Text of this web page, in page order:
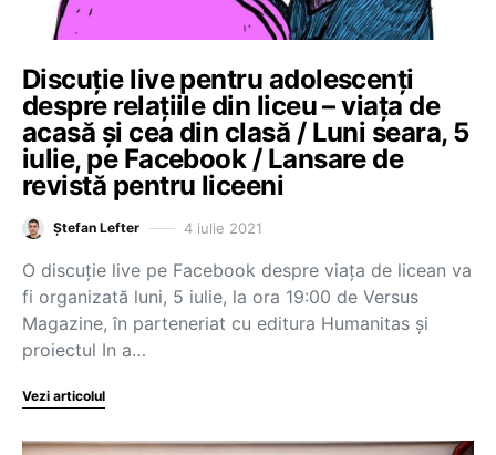
Discuție live pentru adolescenți
despre relațiile din liceu – viața de
acasă și cea din clasă / Luni seara, 5
iulie, pe Facebook / Lansare de
revistă pentru liceeni
Ștefan Lefter 4 iulie 2021
O discuție live pe Facebook despre viața de licean va
fi organizată luni, 5 iulie, la ora 19:00 de Versus
Magazine, în parteneriat cu editura Humanitas și
proiectul In a…
Vezi articolul